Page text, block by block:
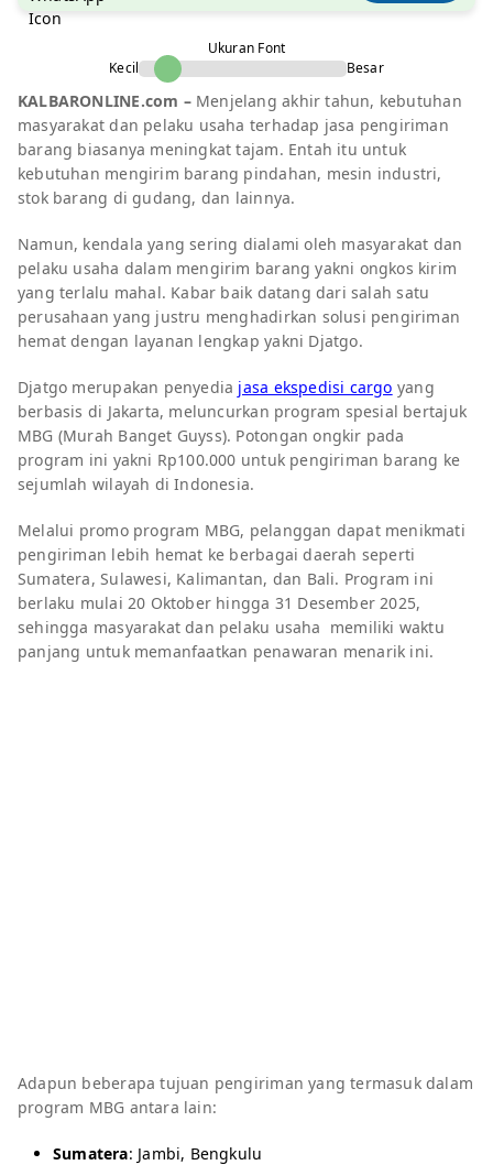
Ukuran Font
Kecil
Besar
KALBARONLINE.com – Menjelang akhir tahun, kebutuhan
masyarakat dan pelaku usaha terhadap jasa pengiriman
barang biasanya meningkat tajam. Entah itu untuk
kebutuhan mengirim barang pindahan, mesin industri,
stok barang di gudang, dan lainnya.
Namun, kendala yang sering dialami oleh masyarakat dan
pelaku usaha dalam mengirim barang yakni ongkos kirim
yang terlalu mahal. Kabar baik datang dari salah satu
perusahaan yang justru menghadirkan solusi pengiriman
hemat dengan layanan lengkap yakni Djatgo.
Djatgo merupakan penyedia jasa ekspedisi cargo yang
berbasis di Jakarta, meluncurkan program spesial bertajuk
MBG (Murah Banget Guyss). Potongan ongkir pada
program ini yakni Rp100.000 untuk pengiriman barang ke
sejumlah wilayah di Indonesia.
Melalui promo program MBG, pelanggan dapat menikmati
pengiriman lebih hemat ke berbagai daerah seperti
Sumatera, Sulawesi, Kalimantan, dan Bali. Program ini
berlaku mulai 20 Oktober hingga 31 Desember 2025,
sehingga masyarakat dan pelaku usaha memiliki waktu
panjang untuk memanfaatkan penawaran menarik ini.
Adapun beberapa tujuan pengiriman yang termasuk dalam
program MBG antara lain:
Sumatera: Jambi, Bengkulu